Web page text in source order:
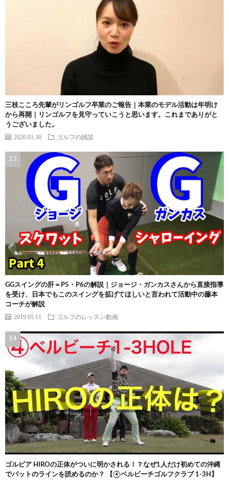
三枝こころ先輩がリンゴルフ卒業のご報告｜本業のモデル活動は年明け
から再開｜リンゴルフを見守っていこうと思います。これまでありがと
うございました。
2020.01.30 ゴルフの雑談
GGスイングの肝＝P5・P6の解説｜ジョージ・ガンカスさんから直接指導
を受け、日本でもこのスイングを拡げてほしいと言われて活動中の藤本
コーチが解説
2019.05.11 ゴルフのレッスン動画
ゴルピア HIROの正体がついに明かされる！？なぜ1人だけ初めての沖縄
でパットのラインを読めるのか？ 【④ベルビーチゴルフクラブ 1-3H】